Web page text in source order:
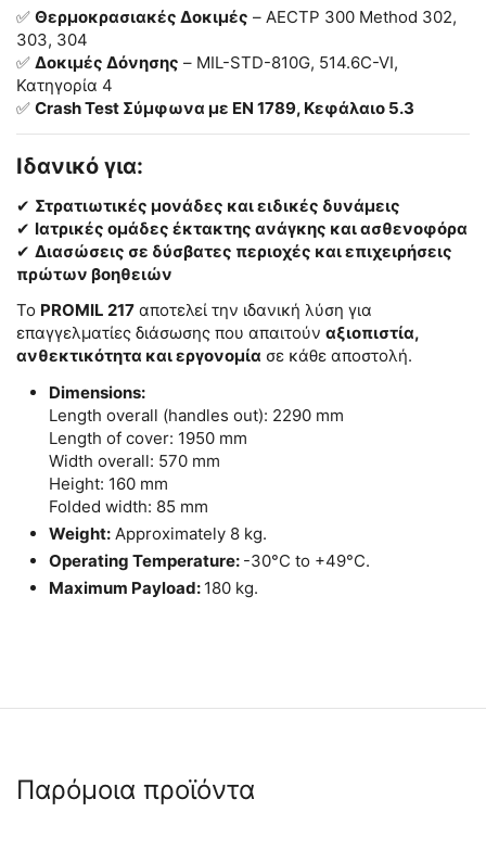
✅ Θερμοκρασιακές Δοκιμές – AECTP 300 Method 302,
303, 304
✅ Δοκιμές Δόνησης – MIL-STD-810G, 514.6C-VI,
Κατηγορία 4
✅ Crash Test Σύμφωνα με EN 1789, Κεφάλαιο 5.3
Ιδανικό για:
✔ Στρατιωτικές μονάδες και ειδικές δυνάμεις
✔ Ιατρικές ομάδες έκτακτης ανάγκης και ασθενοφόρα
✔ Διασώσεις σε δύσβατες περιοχές και επιχειρήσεις
πρώτων βοηθειών
Το PROMIL 217 αποτελεί την ιδανική λύση για
επαγγελματίες διάσωσης που απαιτούν αξιοπιστία,
ανθεκτικότητα και εργονομία σε κάθε αποστολή.
Dimensions:
Length overall (handles out): 2290 mm
Length of cover: 1950 mm
Width overall: 570 mm
Height: 160 mm
Folded width: 85 mm
Weight: Approximately 8 kg.
Operating Temperature: -30°C to +49°C.
Maximum Payload: 180 kg.
Παρόμοια προϊόντα